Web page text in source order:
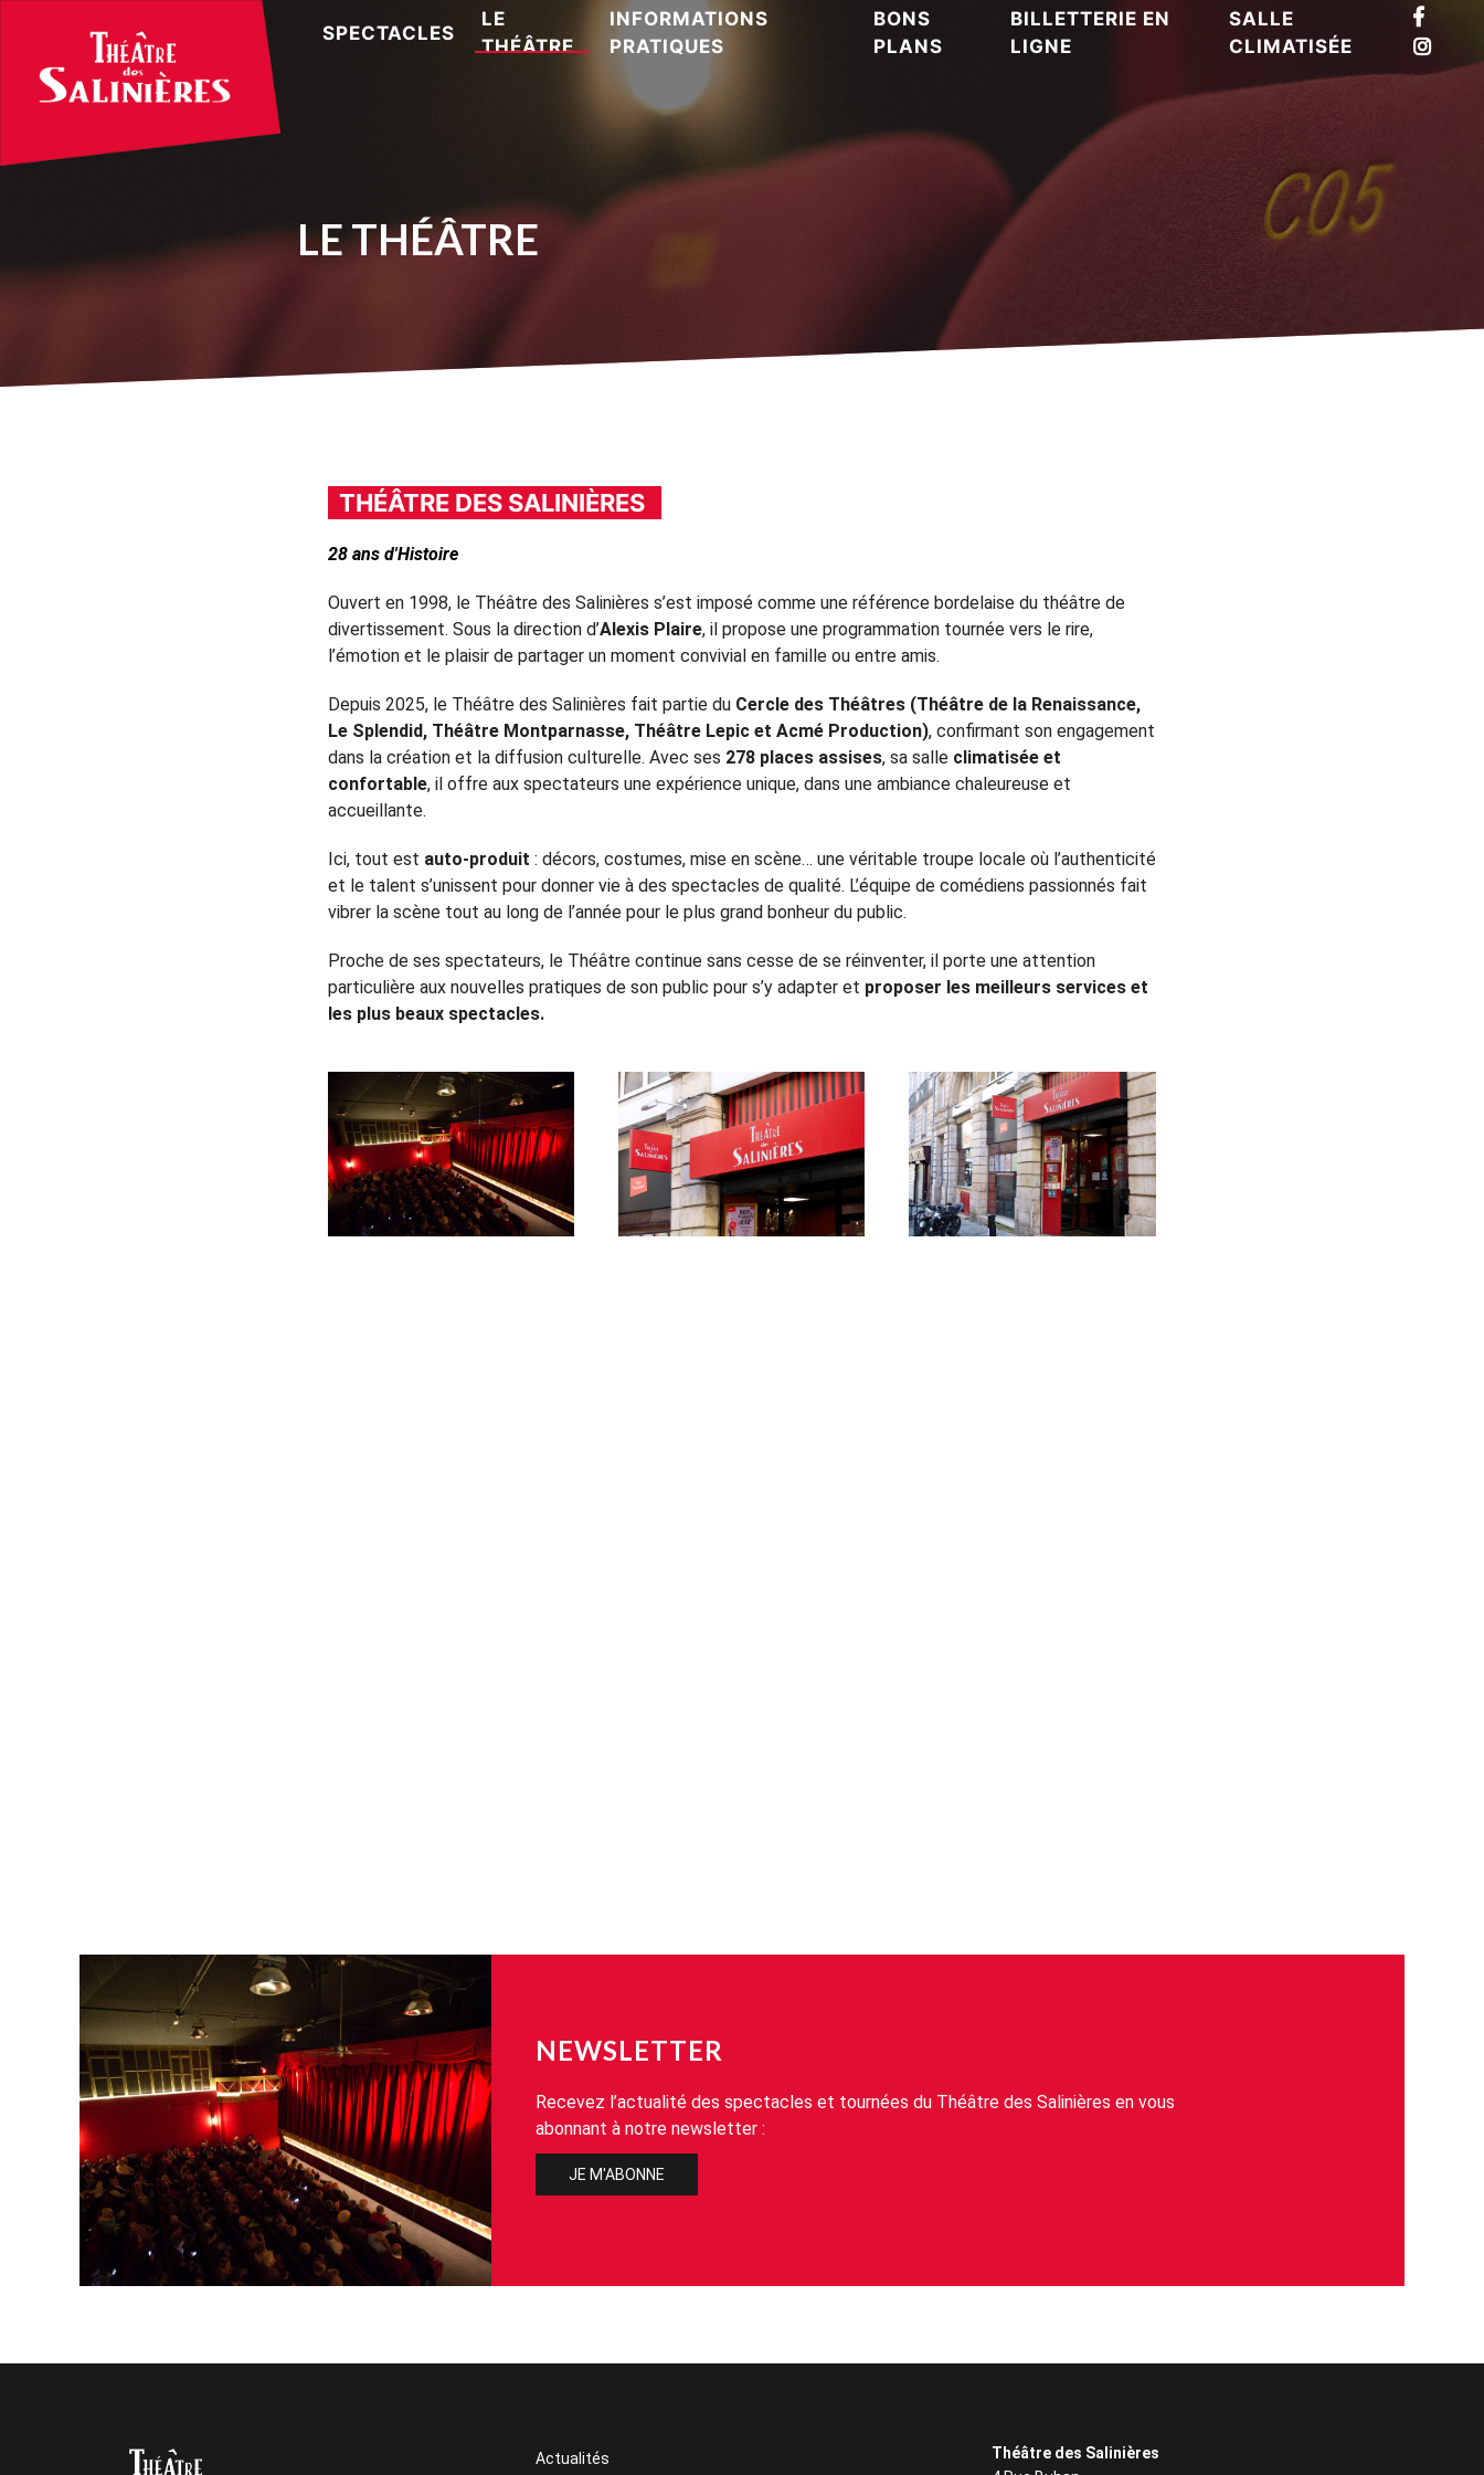
SPECTACLES
LE
THÉÂTRE
INFORMATIONS
PRATIQUES
BONS
PLANS
BILLETTERIE EN
LIGNE
SALLE
CLIMATISÉE
LE THÉÂTRE
THÉÂTRE DES SALINIÈRES
28 ans d'Histoire
Ouvert en 1998, le Théâtre des Salinières s’est imposé comme une référence bordelaise du théâtre de
divertissement. Sous la direction d’Alexis Plaire, il propose une programmation tournée vers le rire,
l’émotion et le plaisir de partager un moment convivial en famille ou entre amis.
Depuis 2025, le Théâtre des Salinières fait partie du Cercle des Théâtres (Théâtre de la Renaissance,
Le Splendid, Théâtre Montparnasse, Théâtre Lepic et Acmé Production), confirmant son engagement
dans la création et la diffusion culturelle. Avec ses 278 places assises, sa salle climatisée et
confortable, il offre aux spectateurs une expérience unique, dans une ambiance chaleureuse et
accueillante.
Ici, tout est auto-produit : décors, costumes, mise en scène… une véritable troupe locale où l’authenticité
et le talent s’unissent pour donner vie à des spectacles de qualité. L’équipe de comédiens passionnés fait
vibrer la scène tout au long de l’année pour le plus grand bonheur du public.
Proche de ses spectateurs, le Théâtre continue sans cesse de se réinventer, il porte une attention
particulière aux nouvelles pratiques de son public pour s’y adapter et proposer les meilleurs services et
les plus beaux spectacles.
NEWSLETTER
Recevez l’actualité des spectacles et tournées du Théâtre des Salinières en vous
abonnant à notre newsletter :
JE M'ABONNE
Actualités
Théâtre des Salinières